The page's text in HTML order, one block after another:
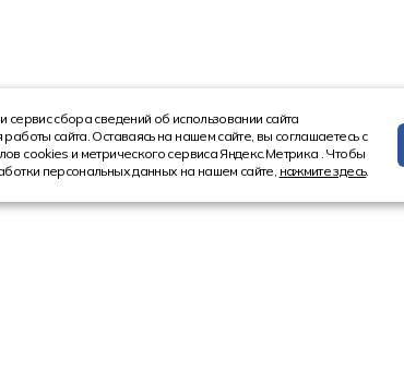
сбора сведений об использовании сайта
сайта. Оставаясь на нашем сайте, вы соглашаетесь с
cookies и метрического сервиса Яндекс.Метрика . Чтобы
персональных данных на нашем сайте, нажмите здесь.